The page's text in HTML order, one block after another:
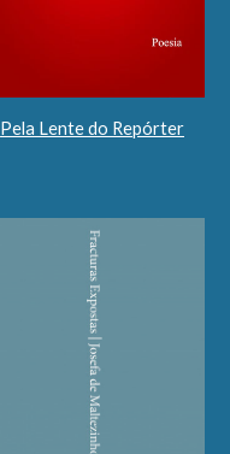
Pela Lente do Repórter